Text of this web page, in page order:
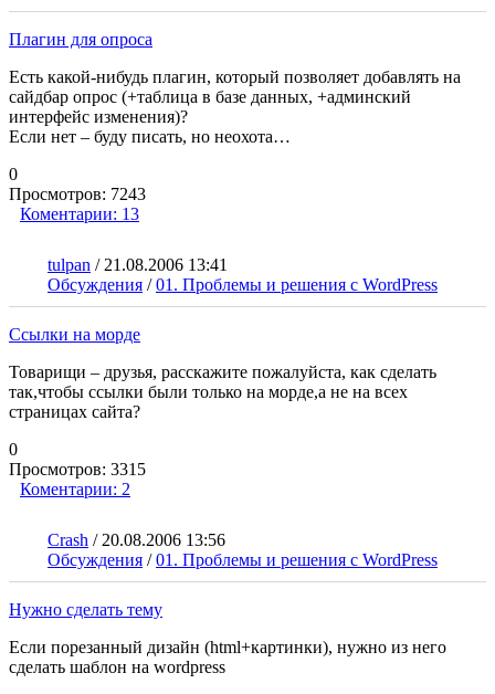
Плагин для опроса
Есть какой-нибудь плагин, который позволяет добавлять на
сайдбар опрос (+таблица в базе данных, +админский
интерфейс изменения)?
Если нет – буду писать, но неохота…
0
Просмотров: 7243
Коментарии: 13
tulpan / 21.08.2006 13:41
Обсуждения /01. Проблемы и решения с WordPress
Ссылки на морде
Товарищи – друзья, расскажите пожалуйста, как сделать
так,чтобы ссылки были только на морде,а не на всех
страницах сайта?
0
Просмотров: 3315
Коментарии: 2
Crash / 20.08.2006 13:56
Обсуждения /01. Проблемы и решения с WordPress
Нужно сделать тему
Если порезанный дизайн (html+картинки), нужно из него
сделать шаблон на wordpress